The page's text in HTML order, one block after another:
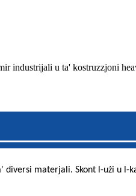
industrijali u ta' kostruzzjoni
materjali. Skont l-użi u